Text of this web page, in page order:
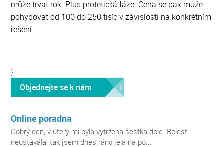
může trvat rok. Plus protetická fáze. Cena se pak může
pohybovat od 100 do 250 tisíc v závislosti na konkrétním
řešení.
}
Objednejte se k nám
Online poradna
Dobrý den, v úterý mi byla vytržena šestka dole. Bolest
neustávála, tak jsem dnes ráno jela na po...